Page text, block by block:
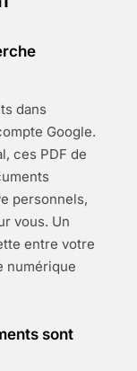
dans
Google.
ces PDF de
personnels,
vous. Un
entre votre
numérique
sont